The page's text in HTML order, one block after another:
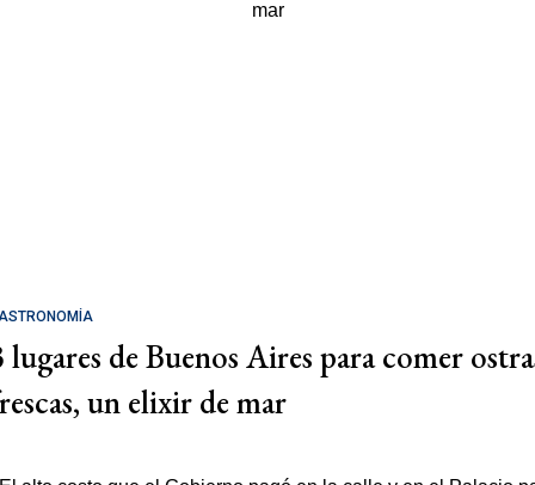
lugares de Buenos Aires para comer
un elixir de mar